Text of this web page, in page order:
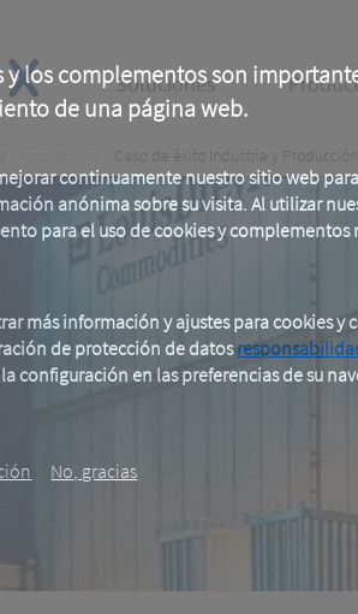
y los complementos son
de una página web.
continuamente nuestro sitio web para
anónima sobre su visita. Al utilizar
para el uso de cookies y complementos
más información y ajustes para cookies y
de protección de datos
configuración en las preferencias de su
No, gracias
Main
navigation
Soluciones
Caso de éxito Industria y Producción